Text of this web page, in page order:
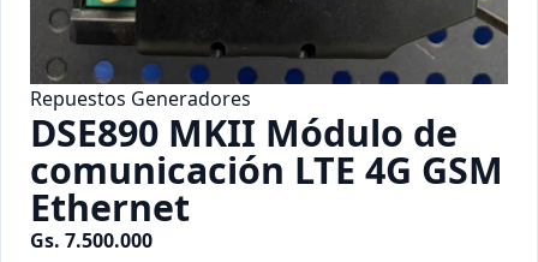
Repuestos Generadores
DSE890 MKII Módulo de
comunicación LTE 4G GSM
Ethernet
Gs. 7.500.000